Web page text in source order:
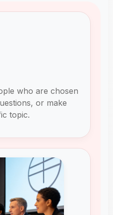
who are chosen
or make
topic.